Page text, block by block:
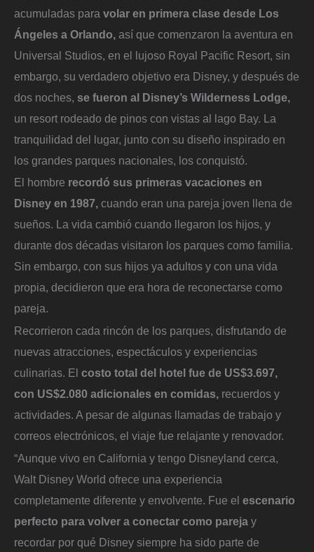
acumuladas para volar en primera clase desde Los
Ángeles a Orlando, así que comenzaron la aventura en
Universal Studios, en el lujoso Royal Pacific Resort, sin
embargo, su verdadero objetivo era Disney, y después de
dos noches, se fueron al Disney’s Wilderness Lodge,
un resort rodeado de pinos con vistas al lago Bay. La
tranquilidad del lugar, junto con su diseño inspirado en
los grandes parques nacionales, los conquistó.
El hombre recordó sus primeras vacaciones en
Disney en 1987, cuando eran una pareja joven llena de
sueños. La vida cambió cuando llegaron los hijos, y
durante dos décadas visitaron los parques como familia.
Sin embargo, con sus hijos ya adultos y con una vida
propia, decidieron que era hora de reconectarse como
pareja.
Recorrieron cada rincón de los parques, disfrutando de
nuevas atracciones, espectáculos y experiencias
culinarias. El costo total del hotel fue de US$3.697,
con US$2.080 adicionales en comidas, recuerdos y
actividades. A pesar de algunas llamadas de trabajo y
correos electrónicos, el viaje fue relajante y renovador.
“Aunque vivo en California y tengo Disneyland cerca,
Walt Disney World ofrece una experiencia
completamente diferente y envolvente. Fue el escenario
perfecto para volver a conectar como pareja y
recordar por qué Disney siempre ha sido parte de